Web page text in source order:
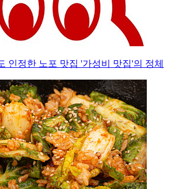
인정한 노포 맛집 '가성비 맛집'의 정체